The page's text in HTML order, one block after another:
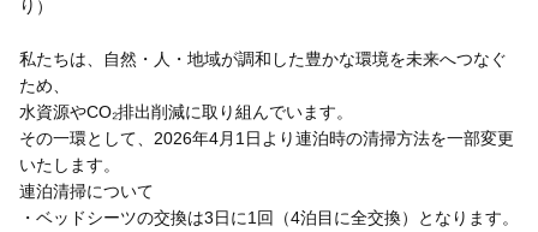
り）
私たちは、自然・人・地域が調和した豊かな環境を未来へつなぐ
ため、
水資源やCO₂排出削減に取り組んでいます。
その一環として、2026年4月1日より連泊時の清掃方法を一部変更
いたします。
連泊清掃について
・ベッドシーツの交換は3日に1回（4泊目に全交換）となります。